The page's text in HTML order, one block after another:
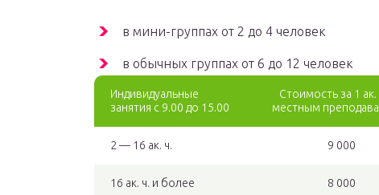
в мини-группах от 2 до 4 человек
в обычных группах от 6 до 12 человек
Индивидуальные
занятия с 9.00 до 15.00
Стоимость за 1 ак.
местным
2 — 16 ак. ч. 9 000
16 ак. ч. и более 8 000